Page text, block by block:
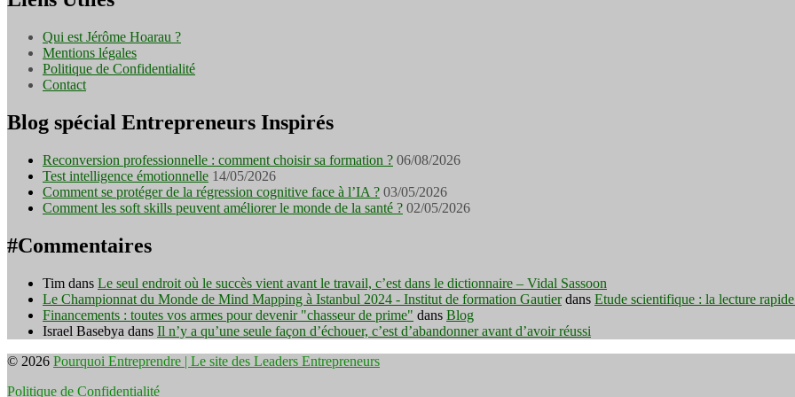
Qui est Jérôme Hoarau ?
Mentions légales
Politique de Confidentialité
Contact
Blog spécial Entrepreneurs Inspirés
Reconversion professionnelle : comment choisir sa formation ? 06/08/2026
Test intelligence émotionnelle 14/05/2026
Comment se protéger de la régression cognitive face à l’IA ? 03/05/2026
Comment les soft skills peuvent améliorer le monde de la santé ? 02/05/2026
#Commentaires
Tim dans Le seul endroit où le succès vient avant le travail, c’est dans le dictionnaire – Vidal Sassoon
Le Championnat du Monde de Mind Mapping à Istanbul 2024 - Institut de formation Gautierdans Etude scientifique : la lecture
Financements : toutes vos armes pour devenir "chasseur de prime" dans Blog
Israel Basebya dans Il n’y a qu’une seule façon d’échouer, c’est d’abandonner avant d’avoir réussi
© 2026 Pourquoi Entreprendre | Le site des Leaders Entrepreneurs
Politique de Confidentialité